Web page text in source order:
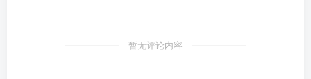
暂无评论内容